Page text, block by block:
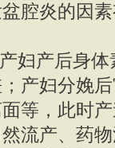
腔炎的因
产后身体
产妇分娩
等，此时
流产、药